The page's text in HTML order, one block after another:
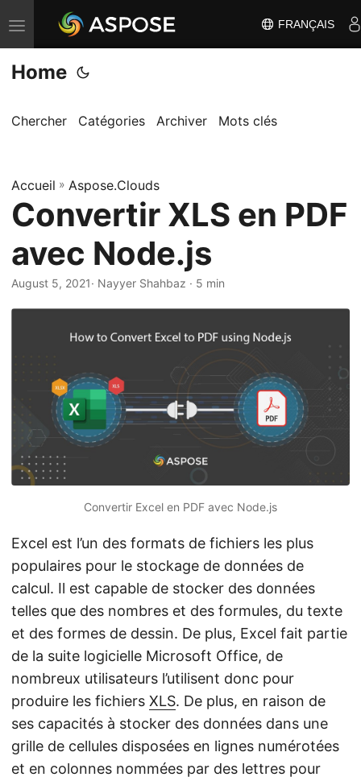
B
a
s
u
r
l
a
n
n
FRANÇAIS
Home
Chercher Catégories Archiver Mots clés
Accueil » Aspose.Clouds
Convertir XLS en PDF
avec Node.js
August 5, 2021· Nayyer Shahbaz · 5 min
Convertir Excel en PDF avec Node.js
Excel est l’un des formats de fichiers les plus
populaires pour le stockage de données de
calcul. Il est capable de stocker des données
telles que des nombres et des formules, du texte
et des formes de dessin. De plus, Excel fait partie
de la suite logicielle Microsoft Office, de
nombreux utilisateurs l’utilisent donc pour
produire les fichiers XLS. De plus, en raison de
ses capacités à stocker des données dans une
grille de cellules disposées en lignes numérotées
et en colonnes nommées par des lettres pour